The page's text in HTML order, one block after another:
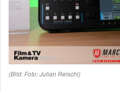
(Bild: Foto: Julian Reischl)